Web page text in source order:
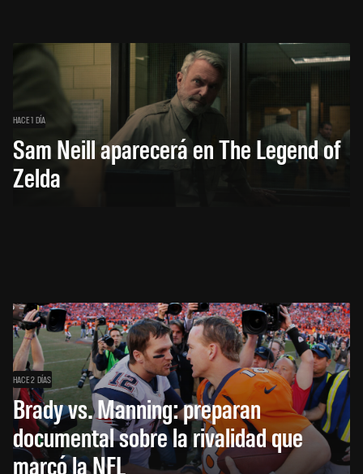
HACE 1 DÍA
Sam Neill aparecerá en The Legend of
Zelda
HACE 2 DÍAS
Brady vs. Manning: preparan
documental sobre la rivalidad que
marcó la NFL